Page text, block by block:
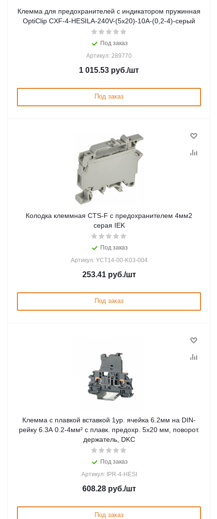
Клемма для предохранителей с индикатором пружинная
OptiClip CXF-4-HESILA-240V-(5x20)-10A-(0,2-4)-серый
Под заказ
Артикул: 289770
1 015.53 руб./шт
Под заказ
Колодка клеммная CTS-F с предохранителем 4мм2
серая IEK
Под заказ
Артикул: YCT14-00-K03-004
253.41руб./шт
Под заказ
Клемма с плавкой вставкой 1ур. ячейка 6.2мм на DIN-
рейку 6.3А 0.2-4мм² с плавк. предохр. 5х20 мм, поворот.
держатель, DKC
Под заказ
Артикул: IPR-4-HESI
608.28руб./шт
Под заказ